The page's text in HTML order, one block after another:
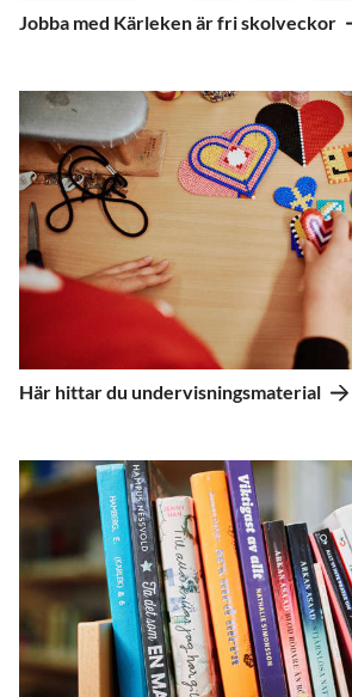
Jobba med Kärleken är fri skolveckor
Här hittar du undervisningsmaterial